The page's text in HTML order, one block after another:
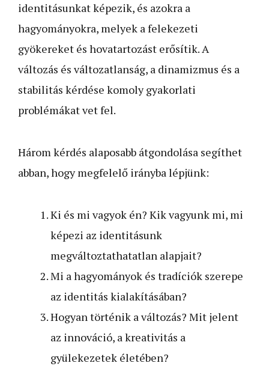
identitásunkat képezik, és azokra a
hagyományokra, melyek a felekezeti
gyökereket és hovatartozást erősítik. A
változás és változatlanság, a dinamizmus és a
stabilitás kérdése komoly gyakorlati
problémákat vet fel.
Három kérdés alaposabb átgondolása segíthet
abban, hogy megfelelő irányba lépjünk:
Ki és mi vagyok én? Kik vagyunk mi, mi
képezi az identitásunk
megváltoztathatatlan alapjait?
Mi a hagyományok és tradíciók szerepe
az identitás kialakításában?
Hogyan történik a változás? Mit jelent
az innováció, a kreativitás a
gyülekezetek életében?